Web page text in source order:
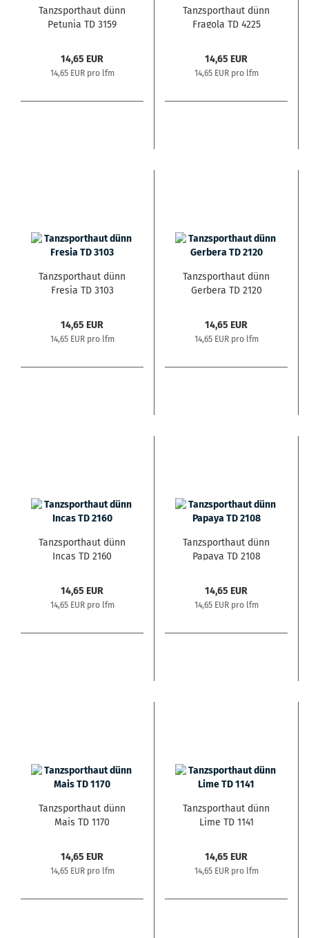
Tanzsporthaut dünn
Petunia TD 3159
14,65 EUR
14,65 EUR pro lfm
Tanzsporthaut dünn
Fragola TD 4225
14,65 EUR
14,65 EUR pro lfm
Tanzsporthaut dünn
Fresia TD 3103
14,65 EUR
14,65 EUR pro lfm
Tanzsporthaut dünn
Gerbera TD 2120
14,65 EUR
14,65 EUR pro lfm
Tanzsporthaut dünn
Incas TD 2160
14,65 EUR
14,65 EUR pro lfm
Tanzsporthaut dünn
Papaya TD 2108
14,65 EUR
14,65 EUR pro lfm
Tanzsporthaut dünn
Mais TD 1170
14,65 EUR
14,65 EUR pro lfm
Tanzsporthaut dünn
Lime TD 1141
14,65 EUR
14,65 EUR pro lfm